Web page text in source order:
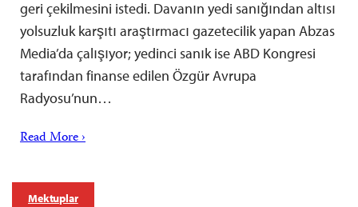
geri çekilmesini istedi. Davanın yedi sanığından altısı
yolsuzluk karşıtı araştırmacı gazetecilik yapan Abzas
Media’da çalışıyor; yedinci sanık ise ABD Kongresi
tarafından finanse edilen Özgür Avrupa
Radyosu’nun…
Read More ›
Mektuplar